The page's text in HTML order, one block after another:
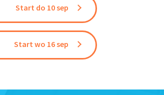
Start do 10 sep
Start wo 16 sep